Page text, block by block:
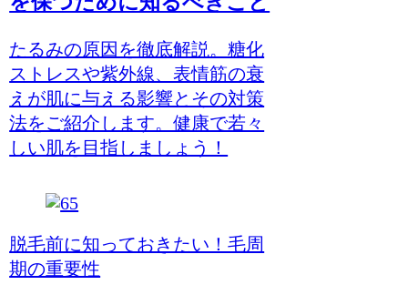
たるみの原因を徹底解説。糖化
ストレスや紫外線、表情筋の衰
えが肌に与える影響とその対策
法をご紹介します。健康で若々
しい肌を目指しましょう！
脱毛前に知っておきたい！毛周
期の重要性